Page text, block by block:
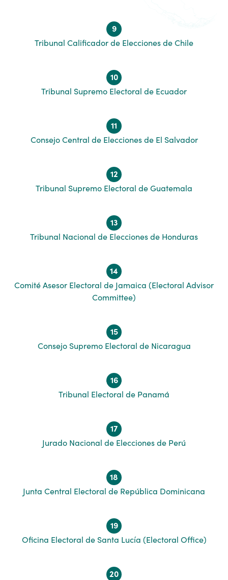
9
Tribunal Calificador de Elecciones de Chile
10
Tribunal Supremo Electoral de Ecuador
11
Consejo Central de Elecciones de El Salvador
12
Tribunal Supremo Electoral de Guatemala
13
Tribunal Nacional de Elecciones de Honduras
14
Comité Asesor Electoral de Jamaica (Electoral Advisor
Committee)
15
Consejo Supremo Electoral de Nicaragua
16
Tribunal Electoral de Panamá
17
Jurado Nacional de Elecciones de Perú
18
Junta Central Electoral de República Dominicana
19
Oficina Electoral de Santa Lucía (Electoral Office)
20